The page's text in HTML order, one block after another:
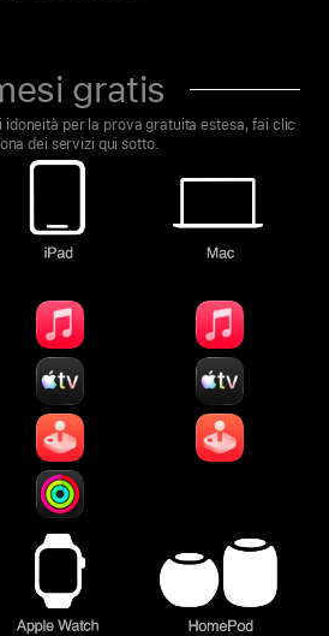
gratis
idoneità per la prova gratuita estesa, fai clic
dei servizi qui sotto.